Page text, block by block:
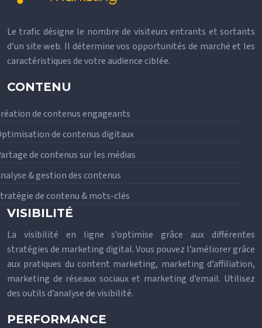
Le trafic désigne le nombre de visiteurs entrants et sortants
d’un site web. Il détermine vos opportunités de marché et les
caractéristiques de votre audience ciblée.
CONTENU
de contenus engageants
de contenus digitaux
de contenus sur les médias
& gestion des contenus
de contenu & mots-clés
VISIBILITÉ
La visibilité en ligne s’optimise grâce aux différentes
stratégies de marketing digital. Vous pouvez l’améliorer grâce
aux pratiques du content marketing, marketing d’affiliation,
marketing de réseaux sociaux et marketing d’email. Utilisez
des outils d’analyse de visibilité.
PERFORMANCE